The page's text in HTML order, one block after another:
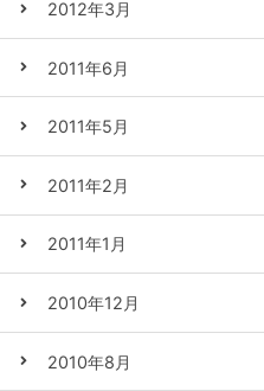
2012年3月
2011年6月
2011年5月
2011年2月
2011年1月
2010年12月
2010年8月